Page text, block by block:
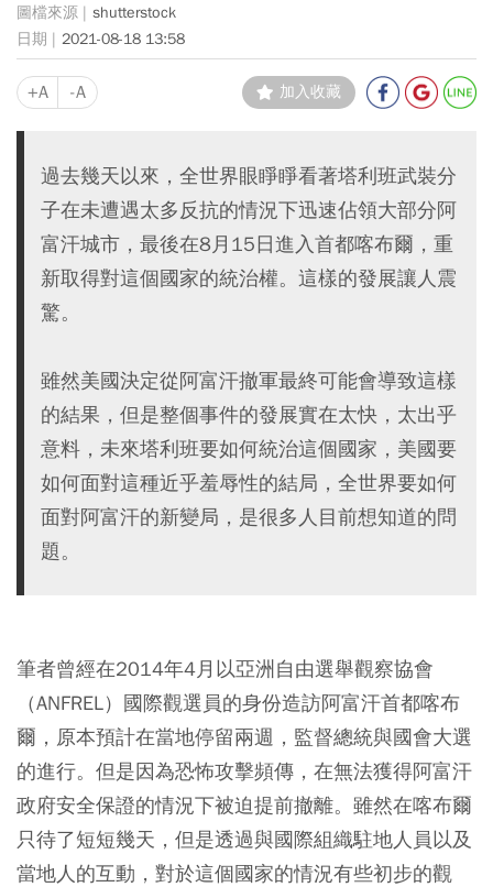
shutterstock
2021-08-18 13:58
+A -A 加入收藏
過去幾天以來，全世界眼睜睜看著塔利班武裝分
子在未遭遇太多反抗的情況下迅速佔領大部分阿
富汗城市，最後在8月15日進入首都喀布爾，重
新取得對這個國家的統治權。這樣的發展讓人震
驚。
雖然美國決定從阿富汗撤軍最終可能會導致這樣
的結果，但是整個事件的發展實在太快，太出乎
意料，未來塔利班要如何統治這個國家，美國要
如何面對這種近乎羞辱性的結局，全世界要如何
面對阿富汗的新變局，是很多人目前想知道的問
題。
筆者曾經在2014年4月以亞洲自由選舉觀察協會
（ANFREL）國際觀選員的身份造訪阿富汗首都喀布
爾，原本預計在當地停留兩週，監督總統與國會大選
的進行。但是因為恐怖攻擊頻傳，在無法獲得阿富汗
政府安全保證的情況下被迫提前撤離。雖然在喀布爾
只待了短短幾天，但是透過與國際組織駐地人員以及
當地人的互動，對於這個國家的情況有些初步的觀